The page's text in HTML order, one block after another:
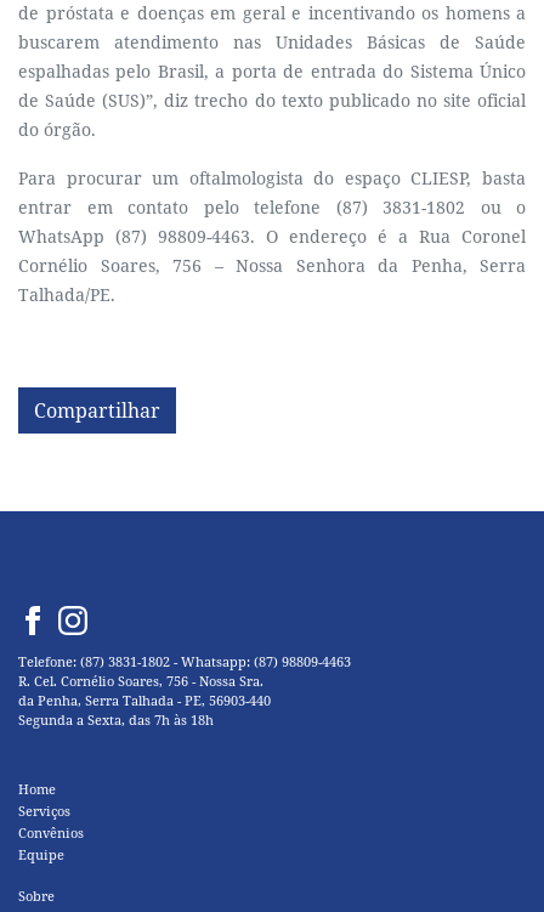
de próstata e doenças em geral e incentivando os homens a
buscarem atendimento nas Unidades Básicas de Saúde
espalhadas pelo Brasil, a porta de entrada do Sistema Único
de Saúde (SUS)”, diz trecho do texto publicado no site oficial
do órgão.
Para procurar um oftalmologista do espaço CLIESP, basta
entrar em contato pelo telefone (87) 3831-1802 ou o
WhatsApp (87) 98809-4463. O endereço é a Rua Coronel
Cornélio Soares, 756 – Nossa Senhora da Penha, Serra
Talhada/PE.
Compartilhar
Telefone: (87) 3831-1802 - Whatsapp: (87) 98809-4463
R. Cel. Cornélio Soares, 756 - Nossa Sra.
da Penha, Serra Talhada - PE, 56903-440
Segunda a Sexta, das 7h às 18h
Home
Serviços
Convênios
Equipe
Sobre